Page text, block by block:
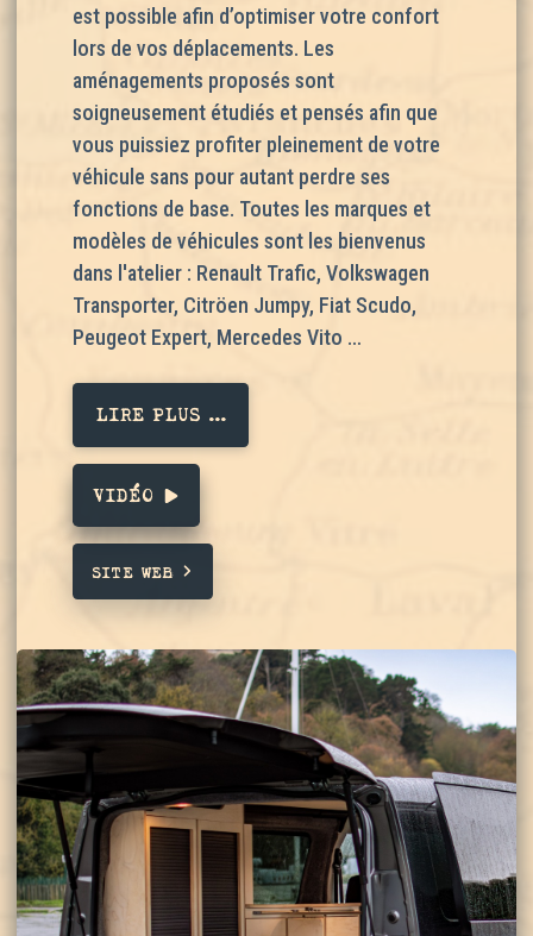
est possible afin d’optimiser votre confort
lors de vos déplacements. Les
aménagements proposés sont
soigneusement étudiés et pensés afin que
vous puissiez profiter pleinement de votre
véhicule sans pour autant perdre ses
fonctions de base. Toutes les marques et
modèles de véhicules sont les bienvenus
dans l'atelier : Renault Trafic, Volkswagen
Transporter, Citröen Jumpy, Fiat Scudo,
Peugeot Expert, Mercedes Vito …
LIRE PLUS ...
VIDÉO
SITE WEB